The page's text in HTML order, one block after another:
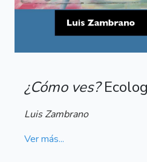
¿Cómo ves?
Luis Zambrano
Ver más...